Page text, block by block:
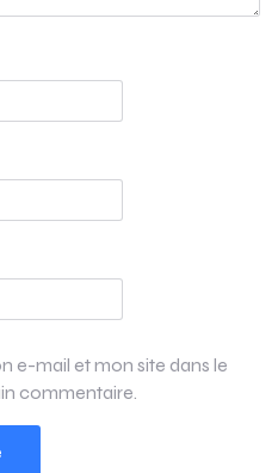
e-mail et mon site dans le
commentaire.